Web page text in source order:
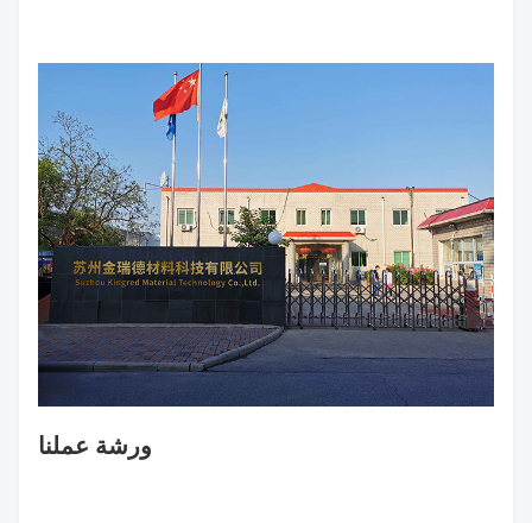
في الوقت الحاضر ، المنتجات الرئيسية لشركتنا هي
قشور النقانق، قشور النقانق المقطعة من الكولاجين، نوع
الكولاجين غلافات النقانق ، غلافات النقانق السيلولوزية من
النوع المقطوعة ، والبلاستيك غلاف مطبوعقشور النقانق
لدينا تستخدم على نطاق واسع في البرد النقانق الطازجة،
النقانق المقلية، النقانق المدخنة، النقانق المشوية، الساخنة
الكلاب ، النقانق الفيتنانية ، النقانق المرتديلا ، الخ
نحن ملتزمون بتوفير غلاف النقانق عالي الجودة
نحن نتطلع بصدق للتعاون معكم قريباً